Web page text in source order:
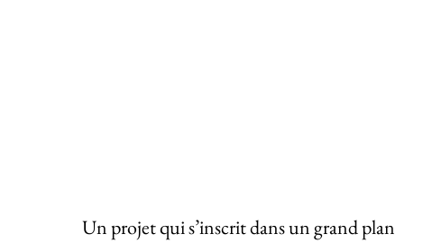
Un projet qui s’inscrit dans un grand plan